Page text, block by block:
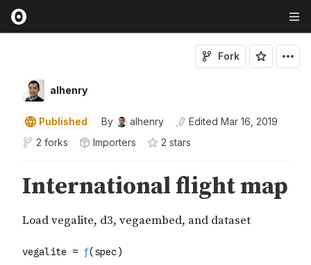
alhenry
Fork
Published By alhenry Edited Mar 16, 2019
2 forks
Importers 2 stars